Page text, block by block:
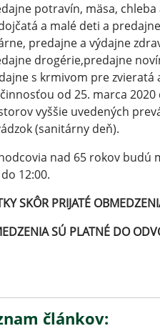
potravín, mäsa,
a malé deti a
predajne a výdajne
drogérie,predajne
s krmivom pre
od 25. marca
vyššie uvedených
(sanitárny deň).
nad 65 rokov budú
12:00.
SKÔR PRIJATÉ
SÚ PLATNÉ DO
článkov: